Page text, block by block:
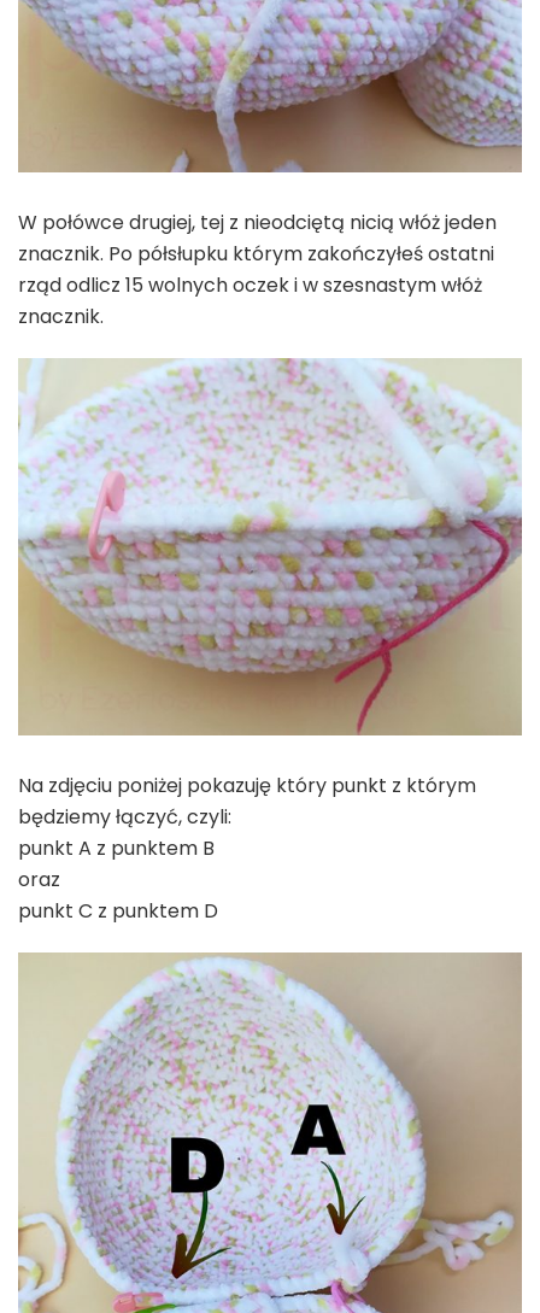
W połówce drugiej, tej z nieodciętą nicią włóż jeden
znacznik. Po półsłupku którym zakończyłeś ostatni
rząd odlicz 15 wolnych oczek i w szesnastym włóż
znacznik.
Na zdjęciu poniżej pokazuję który punkt z którym
będziemy łączyć, czyli:
punkt A z punktem B
oraz
punkt C z punktem D